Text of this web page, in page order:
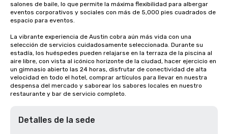
salones de baile, lo que permite la máxima flexibilidad para albergar
eventos corporativos y sociales con más de 5,000 pies cuadrados de
espacio para eventos.
La vibrante experiencia de Austin cobra aún más vida con una
selección de servicios cuidadosamente seleccionada. Durante su
estadía, los huéspedes pueden relajarse en la terraza de la piscina al
aire libre, con vista al icónico horizonte de la ciudad, hacer ejercicio en
un gimnasio abierto las 24 horas, disfrutar de conectividad de alta
velocidad en todo el hotel, comprar artículos para llevar en nuestra
despensa del mercado y saborear los sabores locales en nuestro
restaurante y bar de servicio completo.
Detalles de la sede